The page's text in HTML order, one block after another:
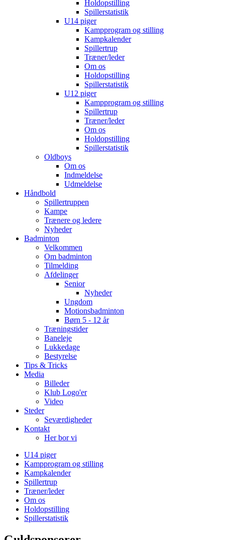
Holdopstilling
Spillerstatistik
U14 piger
Kampprogram og stilling
Kampkalender
Spillertrup
Træner/leder
Om os
Holdopstilling
Spillerstatistik
U12 piger
Kampprogram og stilling
Spillertrup
Træner/leder
Om os
Holdopstilling
Spillerstatistik
Oldboys
Om os
Indmeldelse
Udmeldelse
Håndbold
Spillertruppen
Kampe
Trænere og ledere
Nyheder
Badminton
Velkommen
Om badminton
Tilmelding
Afdelinger
Senior
Nyheder
Ungdom
Motionsbadminton
Børn 5 - 12 år
Træningstider
Baneleje
Lukkedage
Bestyrelse
Tips & Tricks
Media
Billeder
Klub Logo'er
Video
Steder
Seværdigheder
Kontakt
Her bor vi
U14 piger
Kampprogram og stilling
Kampkalender
Spillertrup
Træner/leder
Om os
Holdopstilling
Spillerstatistik